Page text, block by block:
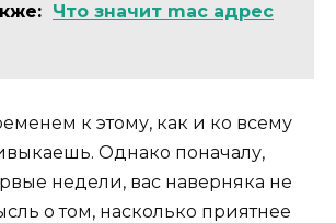
Что значит mac адрес
к этому, как и ко всему
Однако поначалу,
недели, вас наверняка не
о том, насколько приятнее